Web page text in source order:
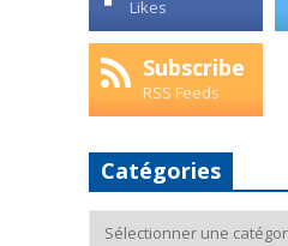
Likes
Subscribe
RSS Feeds
Catégories